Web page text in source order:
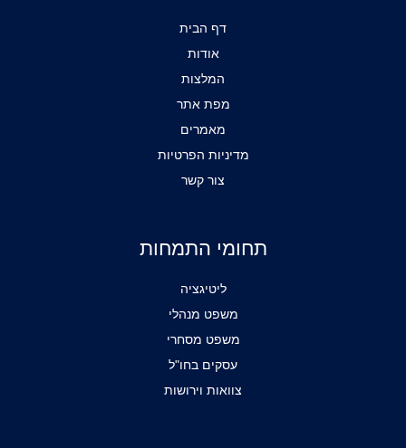
דף הבית
אודות
המלצות
מפת אתר
מאמרים
מדיניות הפרטיות
צור קשר
תחומי התמחות
ליטיגציה
משפט מנהלי
משפט מסחרי
עסקים בחו"ל
צוואות וירושות